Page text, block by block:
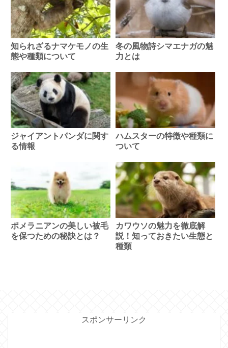
知られざるナマケモノの生
態や種類について
冬の風物詩シマエナガの魅
力とは
ジャイアントパンダに関す
る情報
ハムスターの特徴や種類に
ついて
ポメラニアンの美しい被毛
を保つための秘訣とは？
カワウソの魅力を徹底解
説！知っておきたい生態と
種類
スポンサーリンク